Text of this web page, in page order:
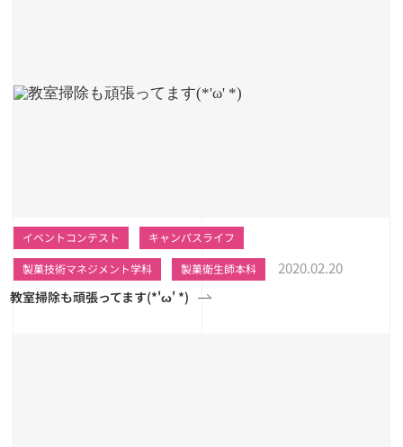
イベントコンテスト キャンパスライフ
製菓技術マネジメント学科 製菓衛生師本科 2020.02.20
教室掃除も頑張ってます(*'ω' *)